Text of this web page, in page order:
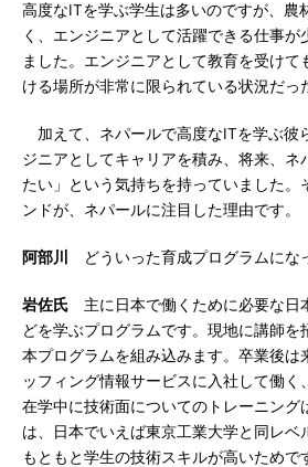
高度なITを学ぶ学生は多いのですが、農
く、エンジニアとして活躍できる仕事が
ました。エンジニアとして教育を受けて
ける場所が非常に限られている状況だっ
加えて、ネパールで高度なITを学ぶ彼
ジニアとしてキャリアを積み、将来、ネ
たい」という気持ちを持っていました。
ンドが、ネパールに注目した理由です。
阿部川 どういった育成プログラムにな
岩佐氏 主に日本で働くために必要な日
どを学ぶプログラムです。現地に講師を
本プログラムを組み込みます。卒業後は
ッフィング情報サービスに入社して働く
在学中に技術面についてのトレーニング
は、日本でいえば東京工業大学と同レベ
もともと学生の技術スキルが高いためで